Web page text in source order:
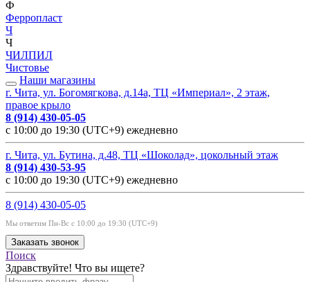
Ф
Ферропласт
Ч
Ч
ЧИЛПИЛ
Чистовье
Наши магазины
г. Чита, ул. Богомягкова, д.14а, ТЦ «Империал», 2 этаж,
правое крыло
8 (914) 430-05-05
с 10:00 до 19:30 (UTC+9) ежедневно
г. Чита, ул. Бутина, д.48, ТЦ «Шоколад», цокольный этаж
8 (914) 430-53-95
с 10:00 до 19:30 (UTC+9) ежедневно
8 (914) 430-05-05
Мы ответим Пн-Вс с 10:00 до 19:30 (UTC+9)
Заказать звонок
Поиск
Здравствуйте! Что вы ищете?